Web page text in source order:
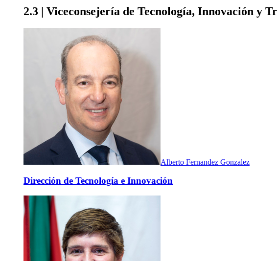
2.3 | Viceconsejería de Tecnología, Innovación y
Alberto Fernandez Gonzalez
Dirección de Tecnología e Innovación